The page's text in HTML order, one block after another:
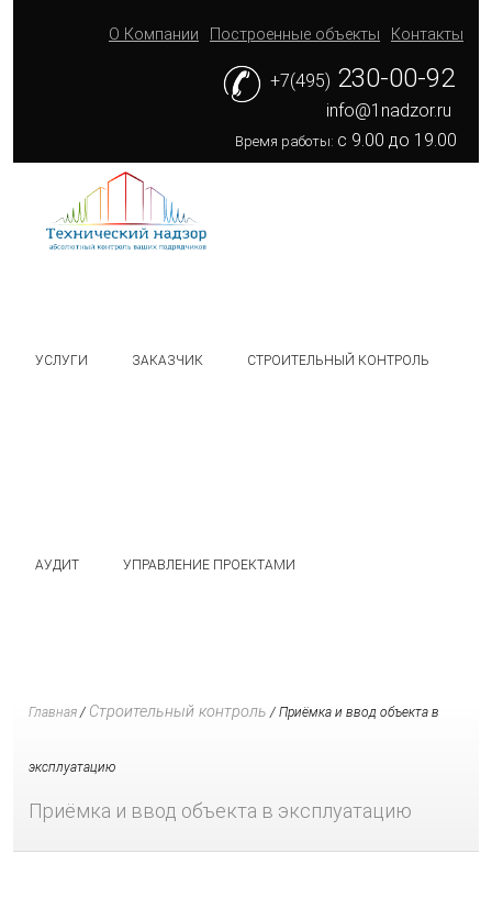
О Компании Построенные объекты Контакты
+7(495) 230-00-92
info@1nadzor.ru
Время работы: с 9.00 до 19.00
УСЛУГИ ЗАКАЗЧИК СТРОИТЕЛЬНЫЙ КОНТРОЛЬ
АУДИТ УПРАВЛЕНИЕ ПРОЕКТАМИ
Главная / Строительный контроль / Приёмка и ввод объекта в
эксплуатацию
Приёмка и ввод объекта в эксплуатацию